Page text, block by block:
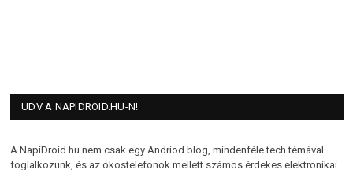
ÜDV A NAPIDROID.HU-N!
A NapiDroid.hu nem csak egy Andriod blog, mindenféle tech témával
foglalkozunk, és az okostelefonok mellett számos érdekes elektronikai